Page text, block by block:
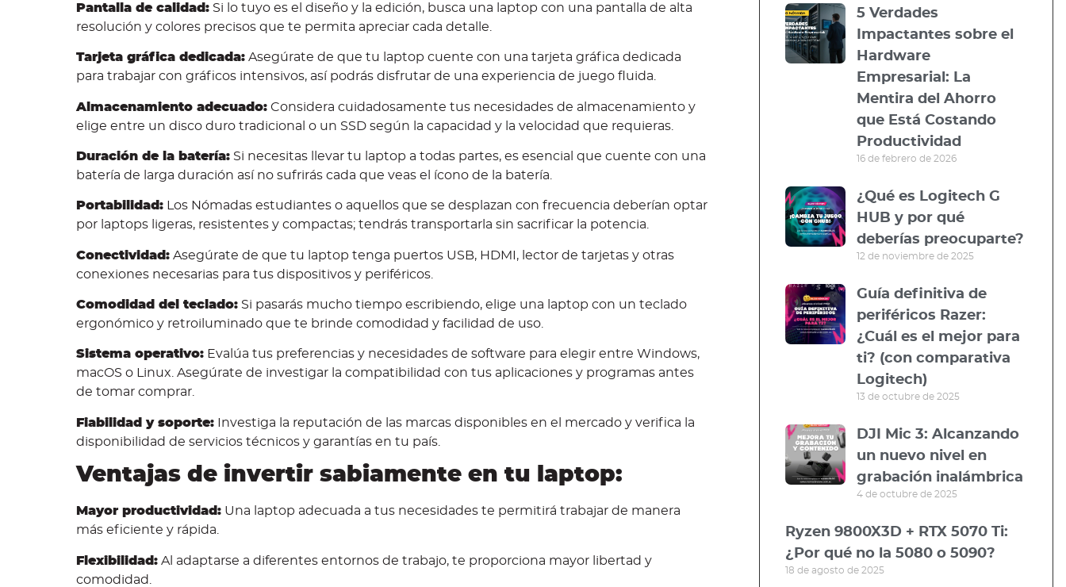
Pantalla de calidad: Si lo tuyo es el diseño y la edición, busca una laptop con una pantalla de alta
resolución y colores precisos que te permita apreciar cada detalle.
Tarjeta gráfica dedicada: Asegúrate de que tu laptop cuente con una tarjeta gráfica dedicada
para trabajar con gráficos intensivos, así podrás disfrutar de una experiencia de juego fluida.
Almacenamiento adecuado: Considera cuidadosamente tus necesidades de almacenamiento y
elige entre un disco duro tradicional o un SSD según la capacidad y la velocidad que requieras.
Duración de la batería: Si necesitas llevar tu laptop a todas partes, es esencial que cuente con una
batería de larga duración así no sufrirás cada que veas el ícono de la batería.
Portabilidad: Los Nómadas estudiantes o aquellos que se desplazan con frecuencia deberían optar
por laptops ligeras, resistentes y compactas; tendrás transportarla sin sacrificar la potencia.
Conectividad: Asegúrate de que tu laptop tenga puertos USB, HDMI, lector de tarjetas y otras
conexiones necesarias para tus dispositivos y periféricos.
Comodidad del teclado: Si pasarás mucho tiempo escribiendo, elige una laptop con un teclado
ergonómico y retroiluminado que te brinde comodidad y facilidad de uso.
Sistema operativo: Evalúa tus preferencias y necesidades de software para elegir entre Windows,
macOS o Linux. Asegúrate de investigar la compatibilidad con tus aplicaciones y programas antes
de tomar comprar.
Fiabilidad y soporte: Investiga la reputación de las marcas disponibles en el mercado y verifica la
disponibilidad de servicios técnicos y garantías en tu país.
Ventajas de invertir sabiamente en tu laptop:
Mayor productividad: Una laptop adecuada a tus necesidades te permitirá trabajar de manera
más eficiente y rápida.
Flexibilidad: Al adaptarse a diferentes entornos de trabajo, te proporciona mayor libertad y
comodidad.
5 Verdades
Impactantes sobre el
Hardware
Empresarial: La
Mentira del Ahorro
que Está Costando
Productividad
16 de febrero de 2026
¿Qué es Logitech G
HUB y por qué
deberías preocuparte?
12 de noviembre de 2025
Guía definitiva de
periféricos Razer:
¿Cuál es el mejor para
ti? (con comparativa
Logitech)
13 de octubre de 2025
DJI Mic 3: Alcanzando
un nuevo nivel en
grabación inalámbrica
4 de octubre de 2025
Ryzen 9800X3D + RTX 5070 Ti:
¿Por qué no la 5080 o 5090?
18 de agosto de 2025